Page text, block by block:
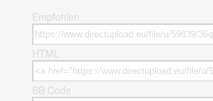
Empfohlen
HTML
BB Code